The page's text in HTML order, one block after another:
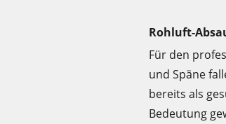
Rohluft-
Für den
und Späne
bereits als
Bedeutung